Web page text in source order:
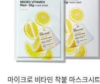
마이크로 비타민 착붙 마스크시트